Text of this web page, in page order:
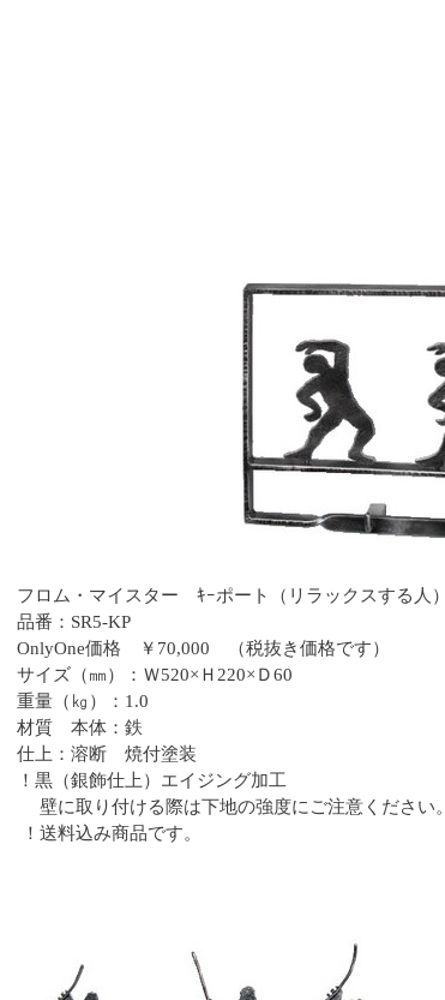
フロム・マイスター ｷｰポート（リラックスする人）
品番：SR5-KP
OnlyOne価格 ￥70,000 （税抜き価格です）
サイズ（㎜）：Ｗ520×Ｈ220×Ｄ60
重量（㎏）：1.0
材質 本体：鉄
仕上：溶断 焼付塗装
！黒（銀飾仕上）エイジング加工
壁に取り付ける際は下地の強度にご注意ください。
！送料込み商品です。